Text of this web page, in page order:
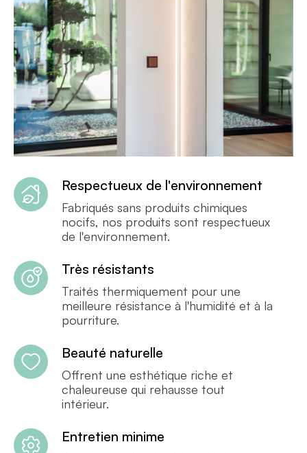
Respectueux de l'environnement
Fabriqués sans produits chimiques
nocifs, nos produits sont respectueux
de l'environnement.
Très résistants
Traités thermiquement pour une
meilleure résistance à l'humidité et à la
pourriture.
Beauté naturelle
Offrent une esthétique riche et
chaleureuse qui rehausse tout
intérieur.
Entretien minime